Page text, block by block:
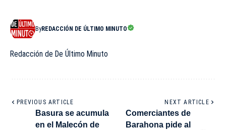
ByREDACCIÓN DE ÚLTIMO MINUTO
Redacción de De Último Minuto
PREVIOUS ARTICLE
Basura se acumula
en el Malecón de
NEXT ARTICLE
Comerciantes de
Barahona pide al